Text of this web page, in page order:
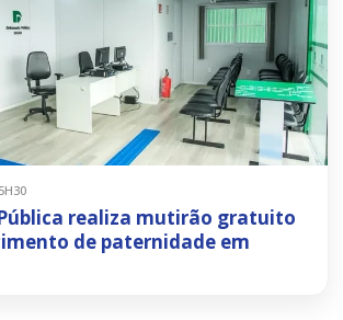
realiza mutirão gratuito
de paternidade em